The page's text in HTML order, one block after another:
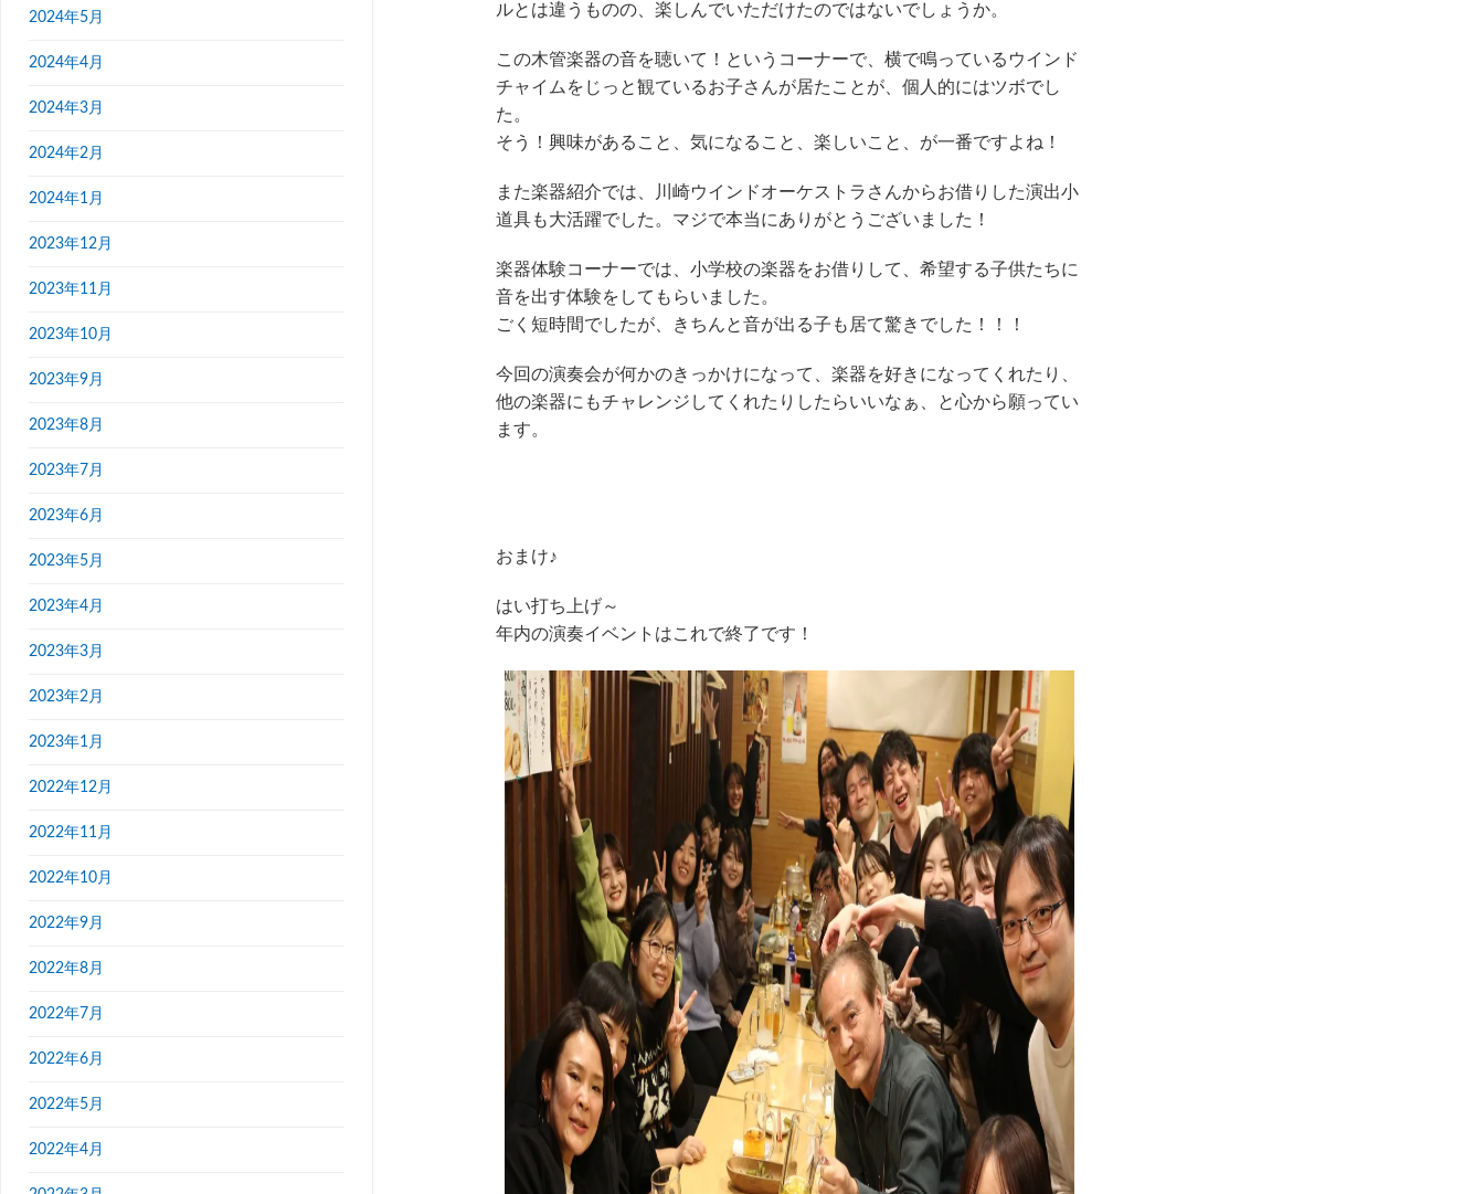
ルとは違うものの、楽しんでいただけたのではないでしょうか。
この木管楽器の音を聴いて！というコーナーで、横で鳴っているウインド
チャイムをじっと観ているお子さんが居たことが、個人的にはツボでし
た。
そう！興味があること、気になること、楽しいこと、が一番ですよね！
また楽器紹介では、川崎ウインドオーケストラさんからお借りした演出小
道具も大活躍でした。マジで本当にありがとうございました！
楽器体験コーナーでは、小学校の楽器をお借りして、希望する子供たちに
音を出す体験をしてもらいました。
ごく短時間でしたが、きちんと音が出る子も居て驚きでした！！！
今回の演奏会が何かのきっかけになって、楽器を好きになってくれたり、
他の楽器にもチャレンジしてくれたりしたらいいなぁ、と心から願ってい
ます。
おまけ♪
はい打ち上げ～
年内の演奏イベントはこれで終了です！
2024年5月
2024年4月
2024年3月
2024年2月
2024年1月
2023年12月
2023年11月
2023年10月
2023年9月
2023年8月
2023年7月
2023年6月
2023年5月
2023年4月
2023年3月
2023年2月
2023年1月
2022年12月
2022年11月
2022年10月
2022年9月
2022年8月
2022年7月
2022年6月
2022年5月
2022年4月